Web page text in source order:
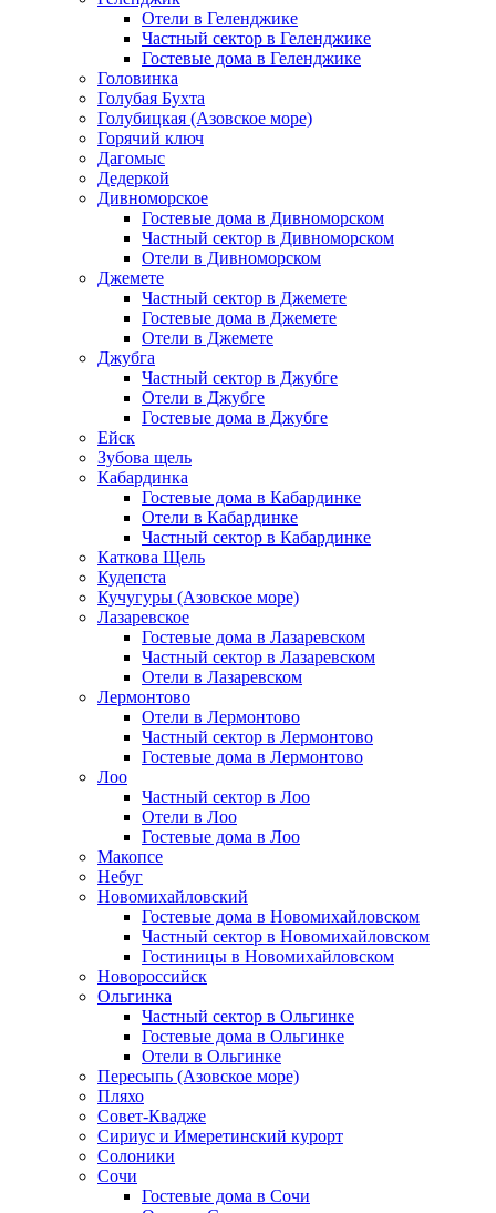
Отели в Геленджике
Частный сектор в Геленджике
Гостевые дома в Геленджике
Головинка
Голубая Бухта
Голубицкая (Азовское море)
Горячий ключ
Дагомыс
Дедеркой
Дивноморское
Гостевые дома в Дивноморском
Частный сектор в Дивноморском
Отели в Дивноморском
Джемете
Частный сектор в Джемете
Гостевые дома в Джемете
Отели в Джемете
Джубга
Частный сектор в Джубге
Отели в Джубге
Гостевые дома в Джубге
Ейск
Зубова щель
Кабардинка
Гостевые дома в Кабардинке
Отели в Кабардинке
Частный сектор в Кабардинке
Каткова Щель
Кудепста
Кучугуры (Азовское море)
Лазаревское
Гостевые дома в Лазаревском
Частный сектор в Лазаревском
Отели в Лазаревском
Лермонтово
Отели в Лермонтово
Частный сектор в Лермонтово
Гостевые дома в Лермонтово
Лоо
Частный сектор в Лоо
Отели в Лоо
Гостевые дома в Лоо
Макопсе
Небуг
Новомихайловский
Гостевые дома в Новомихайловском
Частный сектор в Новомихайловском
Гостиницы в Новомихайловском
Новороссийск
Ольгинка
Частный сектор в Ольгинке
Гостевые дома в Ольгинке
Отели в Ольгинке
Пересыпь (Азовское море)
Пляхо
Совет-Квадже
Сириус и Имеретинский курорт
Солоники
Сочи
Гостевые дома в Сочи